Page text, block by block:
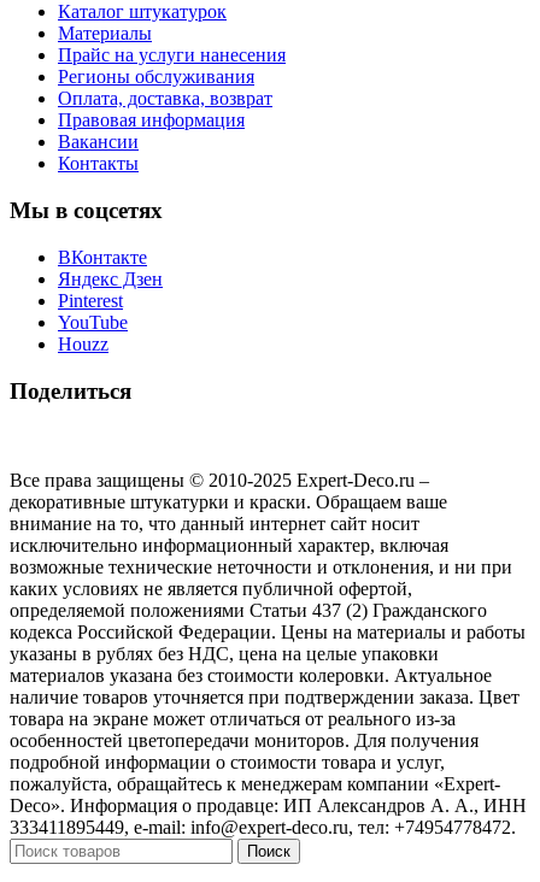
Каталог штукатурок
Материалы
Прайс на услуги нанесения
Регионы обслуживания
Оплата, доставка, возврат
Правовая информация
Вакансии
Контакты
Мы в соцсетях
ВКонтакте
Яндекс Дзен
Pinterest
YouTube
Houzz
Поделиться
Все права защищены © 2010-2025 Expert-Deco.ru –
декоративные штукатурки и краски. Обращаем ваше
внимание на то, что данный интернет сайт носит
исключительно информационный характер, включая
возможные технические неточности и отклонения, и ни при
каких условиях не является публичной офертой,
определяемой положениями Статьи 437 (2) Гражданского
кодекса Российской Федерации. Цены на материалы и работы
указаны в рублях без НДС, цена на целые упаковки
материалов указана без стоимости колеровки. Актуальное
наличие товаров уточняется при подтверждении заказа. Цвет
товара на экране может отличаться от реального из‑за
особенностей цветопередачи мониторов. Для получения
подробной информации о стоимости товара и услуг,
пожалуйста, обращайтесь к менеджерам компании «Expert-
Deco». Информация о продавце: ИП Александров А. А., ИНН
333411895449, e-mail: info@expert-deco.ru, тел: +74954778472.
Поиск